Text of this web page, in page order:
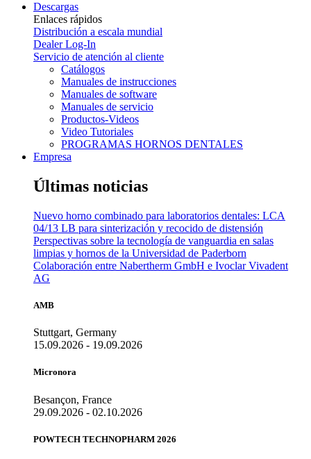
Descargas
Enlaces rápidos
Distribución a escala mundial
Dealer Log-In
Servicio de atención al cliente
Catálogos
Manuales de instrucciones
Manuales de software
Manuales de servicio
Productos-Videos
Video Tutoriales
PROGRAMAS HORNOS DENTALES
Empresa
Últimas noticias
Nuevo horno combinado para laboratorios dentales: LCA
04/13 LB para sinterización y recocido de distensión
Perspectivas sobre la tecnología de vanguardia en salas
limpias y hornos de la Universidad de Paderborn
Colaboración entre Nabertherm GmbH e Ivoclar Vivadent
AG
AMB
Stuttgart, Germany
15.09.2026 - 19.09.2026
Micronora
Besançon, France
29.09.2026 - 02.10.2026
POWTECH TECHNOPHARM 2026